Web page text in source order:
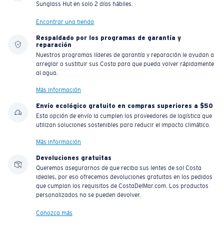
Sunglass Hut en solo 2 días hábiles.
Encontrar una tienda
Respaldado por los programas de garantía y
reparación
Nuestros programas líderes de garantía y reparación le ayudan a
arreglar o sustituir sus Costa para que pueda volver rápidamente
al agua.
Más información
Envío ecológico gratuito en compras superiores a $50
Esta opción de envío la cumplen los proveedores de logística que
utilizan soluciones sostenibles para reducir el impacto climático.
Más información
Devoluciones gratuitas
Queremos asegurarnos de que reciba sus lentes de sol Costa
ideales, por eso ofrecemos devoluciones gratuitas en los pedidos
que cumplan los requisitos de CostaDelMar.com. Los productos
personalizados no se pueden devolver.
Conozca más